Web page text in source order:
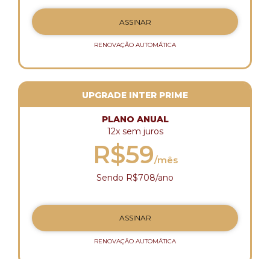
ASSINAR
RENOVAÇÃO AUTOMÁTICA
UPGRADE INTER PRIME
PLANO ANUAL
12x sem juros
R$59/mês
Sendo R$708/ano
ASSINAR
RENOVAÇÃO AUTOMÁTICA